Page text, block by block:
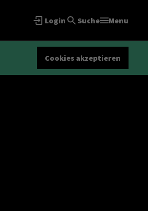
Login Suche Menu
Cookies akzeptieren